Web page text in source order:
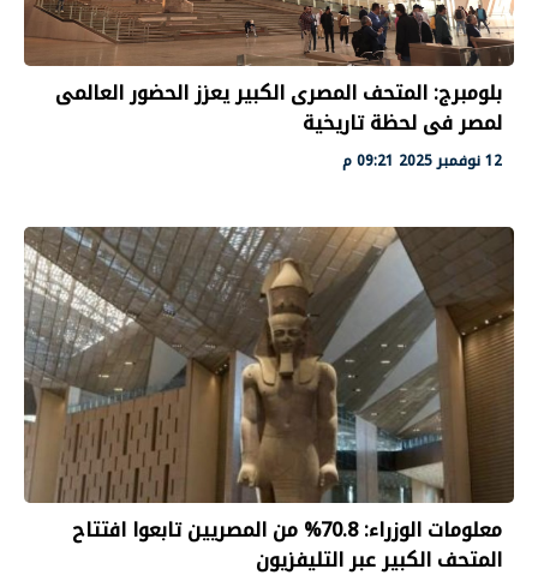
بلومبرج: المتحف المصرى الكبير يعزز الحضور العالمى
لمصر فى لحظة تاريخية
12 نوفمبر 2025 09:21 م
معلومات الوزراء: 70.8% من المصريين تابعوا افتتاح
المتحف الكبير عبر التليفزيون